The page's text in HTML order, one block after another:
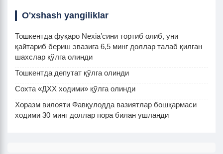
O'xshash yangiliklar
Тошкентда фуқаро Nexia’сини тортиб олиб, уни
қайтариб бериш эвазига 6,5 минг доллар талаб қилган
шахслар қўлга олинди
Тошкентда депутат қўлга олинди
Сохта «ДХХ ходими» қўлга олинди
Хоразм вилояти Фавқулодда вазиятлар бошқармаси
ходими 30 минг доллар пора билан ушланди